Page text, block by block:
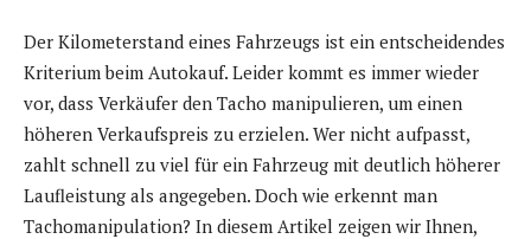
Der Kilometerstand eines Fahrzeugs ist ein entscheidendes
Kriterium beim Autokauf. Leider kommt es immer wieder
vor, dass Verkäufer den Tacho manipulieren, um einen
höheren Verkaufspreis zu erzielen. Wer nicht aufpasst,
zahlt schnell zu viel für ein Fahrzeug mit deutlich höherer
Laufleistung als angegeben. Doch wie erkennt man
Tachomanipulation? In diesem Artikel zeigen wir Ihnen,